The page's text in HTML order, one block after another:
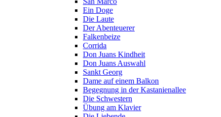
Ein Doge
Die Laute
Der Abenteuerer
Falkenbeize
Corrida
Don Juans Kindheit
Don Juans Auswahl
Sankt Georg
Dame auf einem Balkon
Begegnung in der Kastanienallee
Die Schwestern
Übung am Klavier